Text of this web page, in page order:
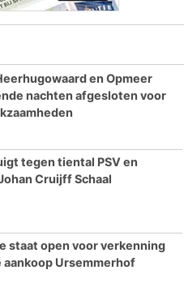
en Opmeer
nachten afgesloten voor
tegen tiental PSV en
Cruijff Schaal
staat open voor verkenning
aankoop Ursemmerhof